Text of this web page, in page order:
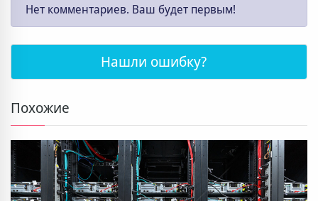
Нет комментариев. Ваш будет первым!
Нашли ошибку?
Похожие